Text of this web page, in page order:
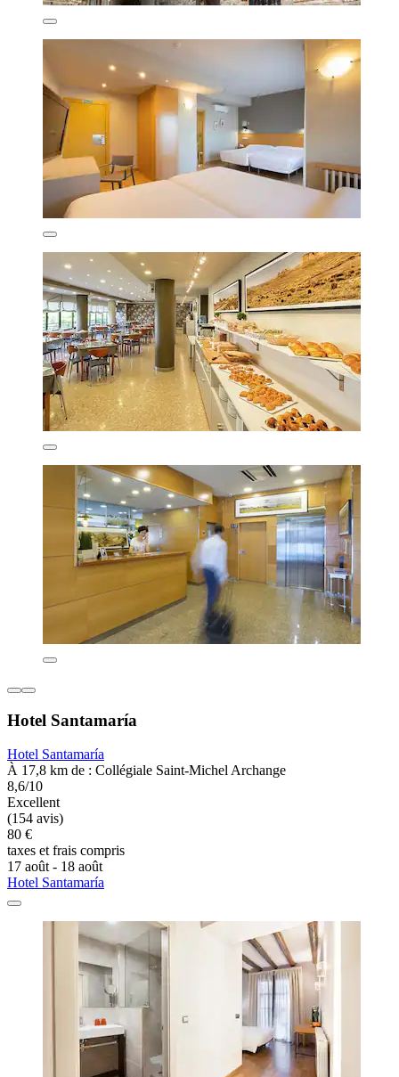
Hotel Santamaría
Hotel Santamaría
À 17,8 km de : Collégiale Saint-Michel Archange
8,6/10
Excellent
(154 avis)
80 €
taxes et frais compris
17 août - 18 août
Hotel Santamaría